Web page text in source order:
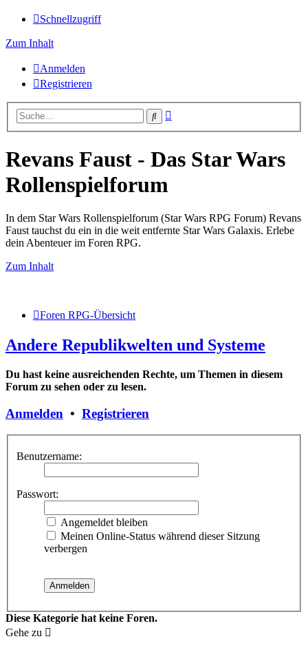
Schnellzugriff
Zum Inhalt
Anmelden
Registrieren
Suche
Revans Faust - Das Star Wars
Rollenspielforum
In dem Star Wars Rollenspielforum (Star Wars RPG Forum) Revans
Faust tauchst du ein in die weit entfernte Star Wars Galaxis. Erlebe
dein Abenteuer im Foren RPG.
Zum Inhalt
Foren RPG-Übersicht
Andere Republikwelten und Systeme
Du hast keine ausreichenden Rechte, um Themen in diesem
Forum zu sehen oder zu lesen.
Anmelden • Registrieren
Benutzername:
Passwort:
Angemeldet bleiben
Meinen Online-Status während dieser Sitzung
verbergen
Diese Kategorie hat keine Foren.
Gehe zu